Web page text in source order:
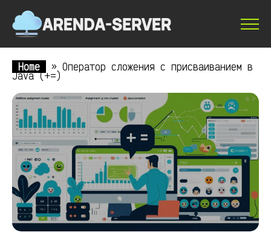
Home » Оператор сложения с присваиванием в
Java (+=)